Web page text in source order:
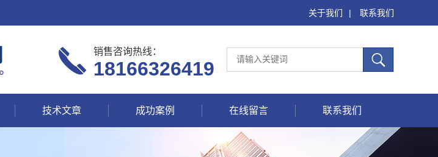
关于我们 | 联系我们
销售咨询热线：
18166326419
技术文章 成功案例 在线留言 联系我们